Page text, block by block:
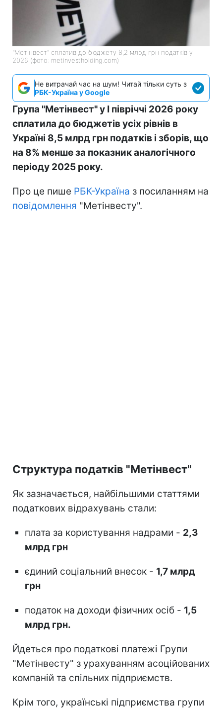
"Метінвест" сплатив до бюджету 8,2 млрд грн податків у
2026 (фото: metinvestholding.com)
Не витрачай час на шум! Читай тільки суть з
РБК-Україна у Google
Група "Метінвест" у I півріччі 2026 року
сплатила до бюджетів усіх рівнів в
Україні 8,5 млрд грн податків і зборів, що
на 8% менше за показник аналогічного
періоду 2025 року.
Про це пише РБК-Україна з посиланням на
повідомлення "Метінвесту".
Структура податків "Метінвест"
Як зазначається, найбільшими статтями
податкових відрахувань стали:
плата за користування надрами - 2,3
млрд грн
єдиний соціальний внесок - 1,7 млрд
грн
податок на доходи фізичних осіб - 1,5
млрд грн.
Йдеться про податкові платежі Групи
"Метінвесту" з урахуванням асоційованих
компаній та спільних підприємств.
Крім того, українські підприємства групи